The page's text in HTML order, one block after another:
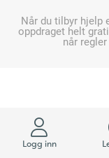
Logg inn
Når du tilbyr hjelp
oppdraget helt
når